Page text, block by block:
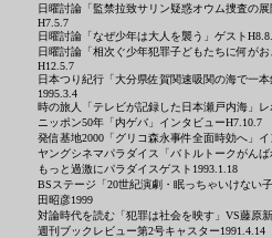
日曜討論「監禁拉致サリン疑惑オウム捜査の展
H7.5.7
日曜討論「なぜ少年は大人を襲う」ゲスト
日曜討論「相次ぐ少年犯罪子どもたちに何が
H12.5.7
日本つり紀行「大分県佐賀関速吸関の海で一
1995.3.4
時の旅人「テレビが記録した日本瀬戸内海」レ
ニッポン50年「内ゲバ」インタビューH7.10.7
発信基地2000「グリコ森永事件全面時効へ」イ
ヤングシネマパラダイス「バトルトークがん
もっと過激にパラダイスゲスト1993.1.18
BSステージ「20世紀演劇 ・眠っちゃいけない
田昭彦1999
対論時代を読む「犯罪は社会を映す」VS藤原
週刊ブックレビュー第2号キャスター1991.4.14